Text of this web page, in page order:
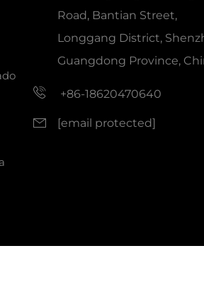
Road, Bantian Street,
Longgang District,
Guangdong Province,
+86-18620470640
[email protected]